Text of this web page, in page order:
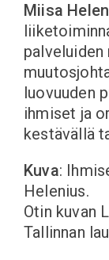
Miisa
luovuuden
ihmiset ja
kestävällä
Kuva:
Helenius.
Otin kuvan
Tallinnan